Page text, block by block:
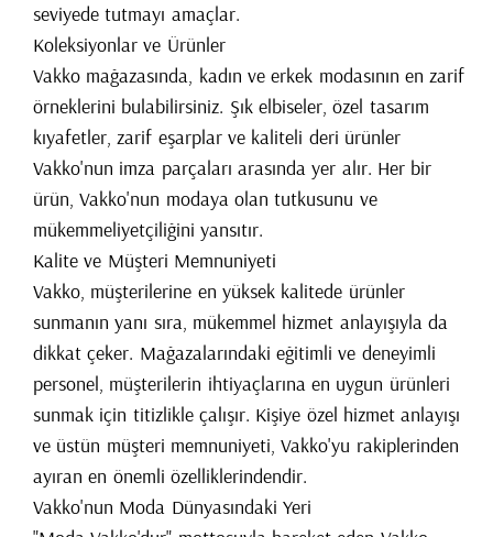
seviyede tutmayı amaçlar.
Koleksiyonlar ve Ürünler
Vakko mağazasında, kadın ve erkek modasının en zarif
örneklerini bulabilirsiniz. Şık elbiseler, özel tasarım
kıyafetler, zarif eşarplar ve kaliteli deri ürünler
Vakko'nun imza parçaları arasında yer alır. Her bir
ürün, Vakko'nun modaya olan tutkusunu ve
mükemmeliyetçiliğini yansıtır.
Kalite ve Müşteri Memnuniyeti
Vakko, müşterilerine en yüksek kalitede ürünler
sunmanın yanı sıra, mükemmel hizmet anlayışıyla da
dikkat çeker. Mağazalarındaki eğitimli ve deneyimli
personel, müşterilerin ihtiyaçlarına en uygun ürünleri
sunmak için titizlikle çalışır. Kişiye özel hizmet anlayışı
ve üstün müşteri memnuniyeti, Vakko'yu rakiplerinden
ayıran en önemli özelliklerindendir.
Vakko'nun Moda Dünyasındaki Yeri